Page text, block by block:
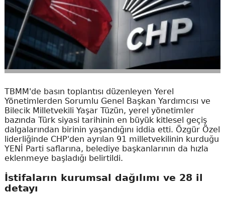
TBMM'de basın toplantısı düzenleyen Yerel
Yönetimlerden Sorumlu Genel Başkan Yardımcısı ve
Bilecik Milletvekili Yaşar Tüzün, yerel yönetimler
bazında Türk siyasi tarihinin en büyük kitlesel geçiş
dalgalarından birinin yaşandığını iddia etti. Özgür Özel
liderliğinde CHP'den ayrılan 91 milletvekilinin kurduğu
YENİ Parti saflarına, belediye başkanlarının da hızla
eklenmeye başladığı belirtildi.
İstifaların kurumsal dağılımı ve 28 il
detayı